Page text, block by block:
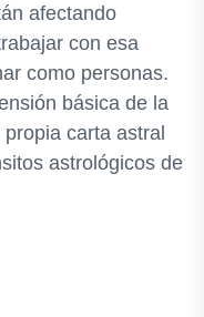
afectando
con esa
como personas.
básica de la
carta astral
astrológicos de